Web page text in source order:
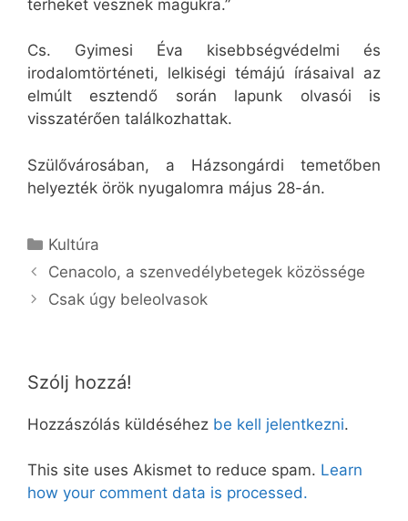
terheket vesznek magukra.”
Cs. Gyimesi Éva kisebbségvédelmi és
irodalomtörténeti, lelkiségi témájú írásaival az
elmúlt esztendő során lapunk olvasói is
visszatérően találkozhattak.
Szülővárosában, a Házsongárdi temetőben
helyezték örök nyugalomra május 28-án.
Kategória
Kultúra
Cenacolo, a szenvedélybetegek közössége
Csak úgy beleolvasok
Szólj hozzá!
Hozzászólás küldéséhez be kell jelentkezni.
This site uses Akismet to reduce spam. Learn
how your comment data is processed.